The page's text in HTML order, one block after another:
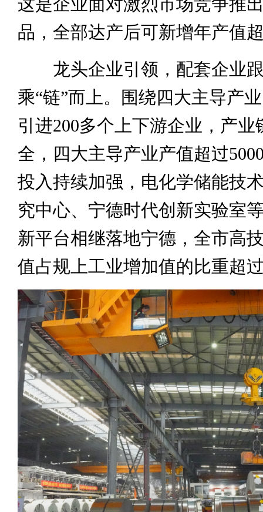
品，全部达产后可新增年产值
龙头企业引领，配套企业跟
乘“链”而上。围绕四大主导产
引进200多个上下游企业，产业
全，四大主导产业产值超过
投入持续加强，电化学储能技
究中心、宁德时代创新实验室
新平台相继落地宁德，全市高
值占规上工业增加值的比重超